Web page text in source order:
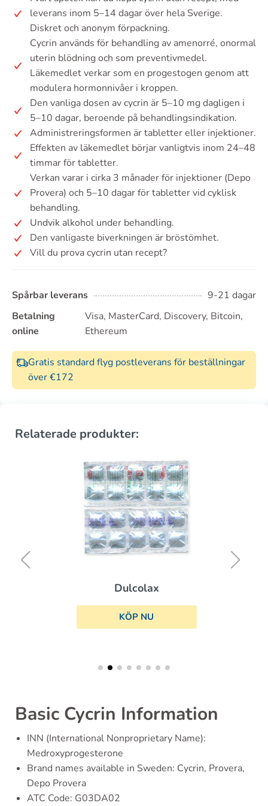
leverans inom 5–14 dagar över hela Sverige.
Diskret och anonym förpackning.
Cycrin används för behandling av amenorré, onormal
uterin blödning och som preventivmedel.
Läkemedlet verkar som en progestogen genom att
modulera hormonnivåer i kroppen.
Den vanliga dosen av cycrin är 5–10 mg dagligen i
5–10 dagar, beroende på behandlingsindikation.
Administreringsformen är tabletter eller injektioner.
Effekten av läkemedlet börjar vanligtvis inom 24–48
timmar för tabletter.
Verkan varar i cirka 3 månader för injektioner (Depo
Provera) och 5–10 dagar för tabletter vid cyklisk
behandling.
Undvik alkohol under behandling.
Den vanligaste biverkningen är bröstömhet.
Vill du prova cycrin utan recept?
Spårbar leverans
9-21 dagar
Betalning
online
Visa, MasterCard, Discovery, Bitcoin,
Ethereum
Gratis standard flyg postleverans för beställningar
över €172
Relaterade produkter:
Dulcolax
KÖP NU
Basic Cycrin Information
INN (International Nonproprietary Name):
Medroxyprogesterone
Brand names available in Sweden: Cycrin, Provera,
Depo Provera
ATC Code: G03DA02